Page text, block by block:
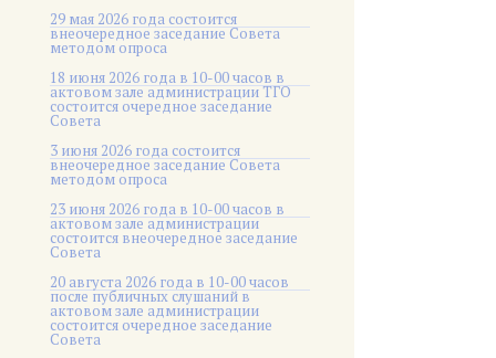
29 мая 2026 года состоится
внеочередное заседание Совета
методом опроса
18 июня 2026 года в 10-00 часов в
актовом зале администрации ТГО
состоится очередное заседание
Совета
3 июня 2026 года состоится
внеочередное заседание Совета
методом опроса
23 июня 2026 года в 10-00 часов в
актовом зале администрации
состоится внеочередное заседание
Совета
20 августа 2026 года в 10-00 часов
после публичных слушаний в
актовом зале администрации
состоится очередное заседание
Совета